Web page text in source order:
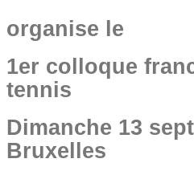
organise le
1er colloque
tennis
Dimanche 13
Bruxelles